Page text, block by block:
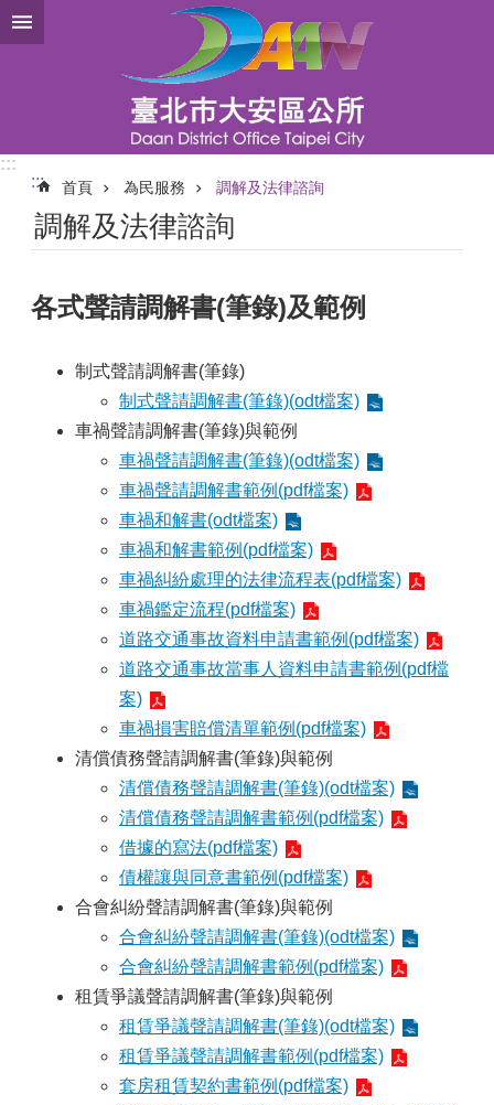
跳到主要內容區塊
:::
:::
首頁 為民服務 調解及法律諮詢
調解及法律諮詢
各式聲請調解書(筆錄)及範例
制式聲請調解書(筆錄)
制式聲請調解書(筆錄)(odt檔案)
車禍聲請調解書(筆錄)與範例
車禍聲請調解書(筆錄)(odt檔案)
車禍聲請調解書範例(pdf檔案)
車禍和解書(odt檔案)
車禍和解書範例(pdf檔案)
車禍糾紛處理的法律流程表(pdf檔案)
車禍鑑定流程(pdf檔案)
道路交通事故資料申請書範例(pdf檔案)
道路交通事故當事人資料申請書範例(pdf檔
案)
車禍損害賠償清單範例(pdf檔案)
清償債務聲請調解書(筆錄)與範例
清償債務聲請調解書(筆錄)(odt檔案)
清償債務聲請調解書範例(pdf檔案)
借據的寫法(pdf檔案)
債權讓與同意書範例(pdf檔案)
合會糾紛聲請調解書(筆錄)與範例
合會糾紛聲請調解書(筆錄)(odt檔案)
合會糾紛聲請調解書範例(pdf檔案)
租賃爭議聲請調解書(筆錄)與範例
租賃爭議聲請調解書(筆錄)(odt檔案)
租賃爭議聲請調解書範例(pdf檔案)
套房租賃契約書範例(pdf檔案)